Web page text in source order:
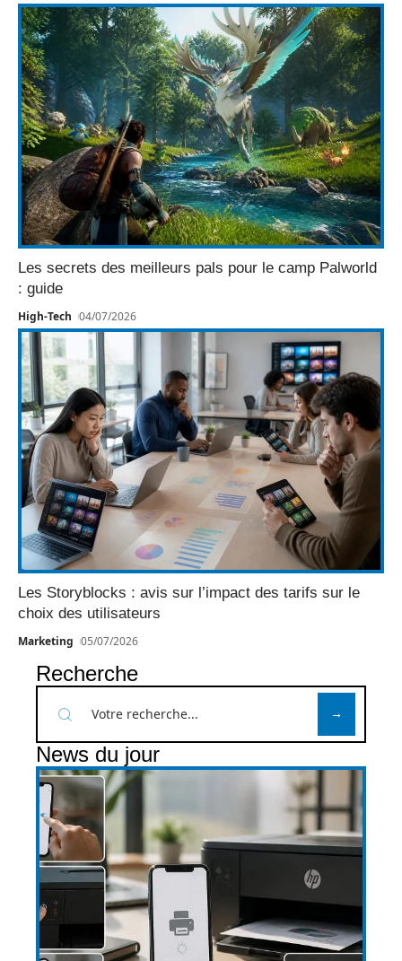
Les secrets des meilleurs pals pour le camp Palworld
: guide
High-Tech 04/07/2026
Les Storyblocks : avis sur l’impact des tarifs sur le
choix des utilisateurs
Marketing 05/07/2026
Recherche
News du jour